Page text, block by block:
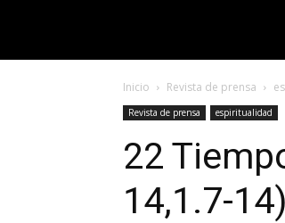
Inicio Revista de prensa
Revista de prensa espiritualidad
22
14,1.7-